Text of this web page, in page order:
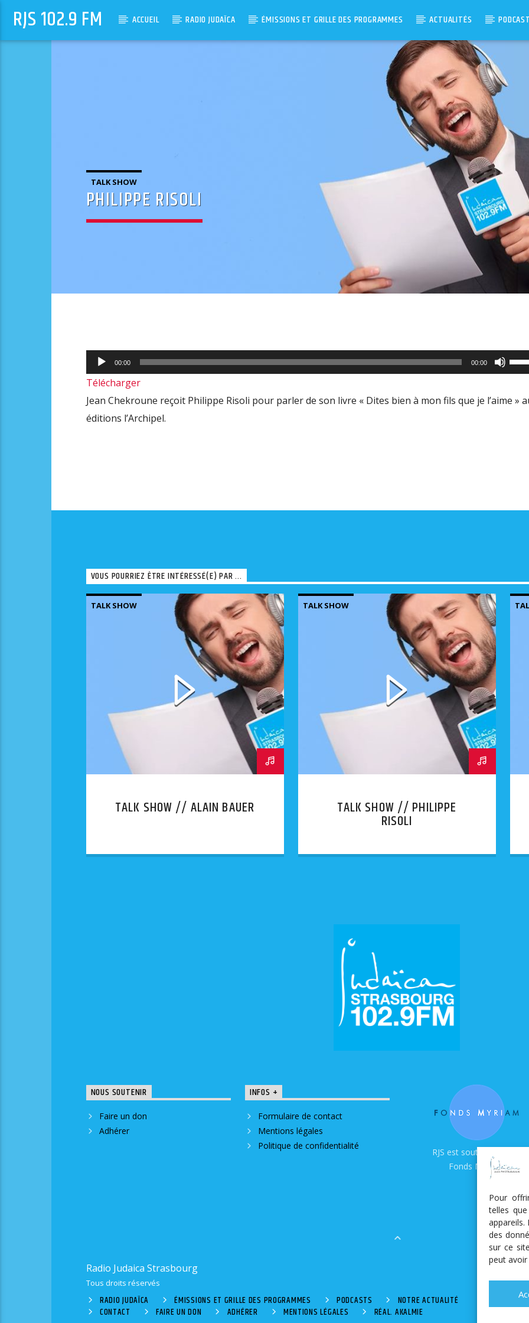
Pour
telles
des
sur ce
peut
RJS 102.9 FM ACCUEIL RADIO JUDAÏCA ÉMISSIONS ET GRILLE DES PROGRAMMES ACTUALITÉS
TALK SHOW
PHILIPPE RISOLI
Lecteur
audio
00:00 00:00
les
Télécharger
Jean Chekroune reçoit Philippe Risoli pour parler de son livre « Dites bien à mon fils que je l’aime »
éditions l’Archipel.
VOUS POURRIEZ ÊTRE INTÉRESSÉ(E) PAR ...
TALK SHOW
TALK SHOW // ALAIN BAUER
TALK SHOW
TALK SHOW // PHILIPPE
RISOLI
NOUS SOUTENIR
Faire un don
Adhérer
INFOS +
Formulaire de contact
Mentions légales
Politique de confidentialité
RJS est soutenue par le
Fonds Myriam
Radio Judaica Strasbourg
Tous droits réservés
RADIO JUDAÏCA ÉMISSIONS ET GRILLE DES PROGRAMMES PODCASTS
NOTRE ACTUALITÉ
CONTACT
FAIRE UN DON ADHÉRER MENTIONS LÉGALES RÉAL. AKALMIE